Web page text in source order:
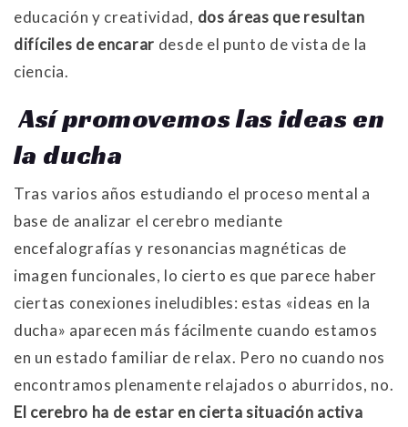
educación y creatividad, dos áreas que resultan
difíciles de encarar desde el punto de vista de la
ciencia.
Así promovemos las ideas en
la ducha
Tras varios años estudiando el proceso mental a
base de analizar el cerebro mediante
encefalografías y resonancias magnéticas de
imagen funcionales, lo cierto es que parece haber
ciertas conexiones ineludibles: estas «ideas en la
ducha» aparecen más fácilmente cuando estamos
en un estado familiar de relax. Pero no cuando nos
encontramos plenamente relajados o aburridos, no.
El cerebro ha de estar en cierta situación activa